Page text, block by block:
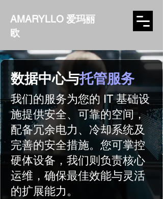
AMARYLLO 爱玛丽
欧
数据中心与托管服务
我们的服务为您的 IT 基础设
施提供安全、可靠的空间，
配备冗余电力、冷却系统及
完善的安全措施。您可掌控
硬体设备，我们则负责核心
运维，确保最佳效能与灵活
的扩展能力。